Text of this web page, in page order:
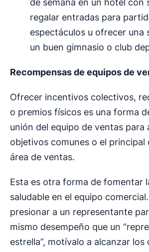
de semana en un hotel con
regalar entradas para
espectáculos u ofrecer una
un buen gimnasio o club
Recompensas de equipos de
Ofrecer incentivos colectivos,
o premios físicos es una forma
unión del equipo de ventas para
objetivos comunes o el principal
área de ventas.
Esta es otra forma de fomentar
saludable en el equipo
presionar a un representante
mismo desempeño que un
estrella”, motívalo a alcanzar los